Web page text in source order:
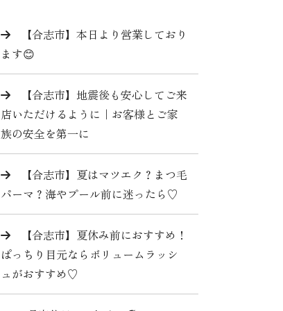
【合志市】本日より営業しており
ます😊
【合志市】地震後も安心してご来
店いただけるように｜お客様とご家
族の安全を第一に
【合志市】夏はマツエク？まつ毛
パーマ？海やプール前に迷ったら♡
【合志市】夏休み前におすすめ！
ぱっちり目元ならボリュームラッシ
ュがおすすめ♡